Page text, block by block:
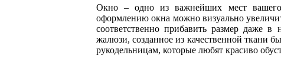
Окно – одно из важнейших мест
оформлению окна можно визуально
соответственно прибавить размер даже
жалюзи, созданное из качественной ткани
рукодельницам, которые любят красиво